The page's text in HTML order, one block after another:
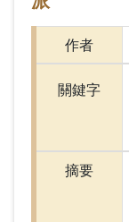
作者
關鍵字
摘要